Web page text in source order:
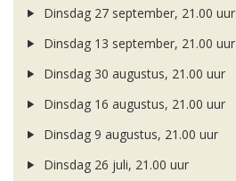
Dinsdag 27 september, 21.00 uur
Dinsdag 13 september, 21.00 uur
Dinsdag 30 augustus, 21.00 uur
Dinsdag 16 augustus, 21.00 uur
Dinsdag 9 augustus, 21.00 uur
Dinsdag 26 juli, 21.00 uur